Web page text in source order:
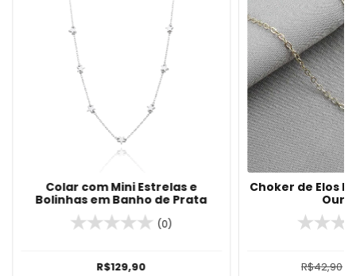
Colar com Mini Estrelas e
Bolinhas em Banho de Prata
(0)
R$129,90
Choker de Elos
Ouro
R$42,90